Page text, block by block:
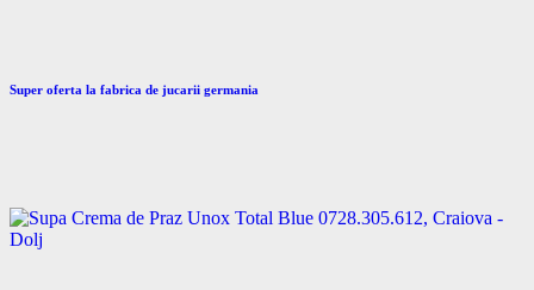
Super oferta la fabrica de jucarii germania